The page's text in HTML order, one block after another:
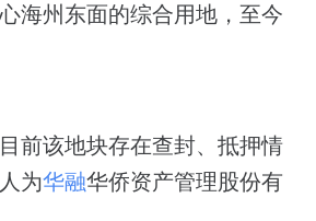
海州东面的综合用地，至今
前该地块存在查封、抵押情
为华融华侨资产管理股份有